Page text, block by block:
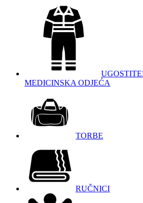
MEDICINSKA ODJEĆA
TORBE
RUČNICI